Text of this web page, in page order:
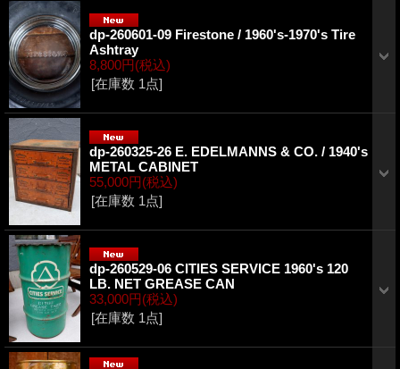
dp-260601-09 Firestone / 1960's-1970's Tire
Ashtray
8,800円(税込)
[在庫数 1点]
dp-260325-26 E. EDELMANNS & CO. / 1940's
METAL CABINET
55,000円(税込)
[在庫数 1点]
dp-260529-06 CITIES SERVICE 1960's 120
LB. NET GREASE CAN
33,000円(税込)
[在庫数 1点]